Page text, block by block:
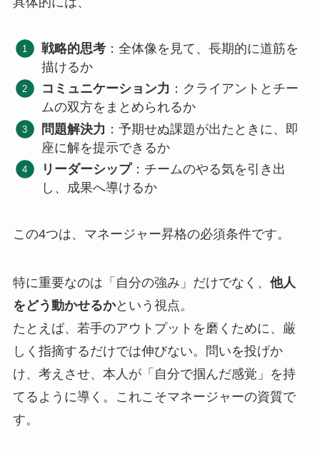
戦略的思考 ：全体像を見て、長期的に道筋を
描けるか
コミュニケーション力 ：クライアントとチー
ムの双方をまとめられるか
問題解決力 ：予期せぬ課題が出たときに、即
座に解を提示できるか
リーダーシップ：チームのやる気を引き出
し、成果へ導けるか
この4つは、マネージャー昇格の必須条件です。
特に重要なのは「自分の強み」だけでなく、 他人
をどう動かせるかという視点。
たとえば、若手のアウトプットを磨くために、厳
しく指摘するだけでは伸びない。問いを投げか
け、考えさせ、本人が「自分で掴んだ感覚」を持
てるように導く。これこそマネージャーの資質で
す。